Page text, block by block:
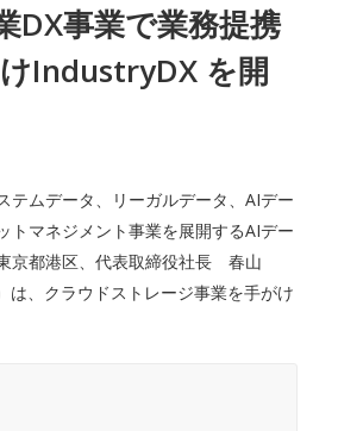
DX事業で業務提携
IndustryDX を開
テムデータ、リーガルデータ、AIデー
トマネジメント事業を展開するAIデー
京都港区、代表取締役社長 春山
、クラウドストレージ事業を手がけ